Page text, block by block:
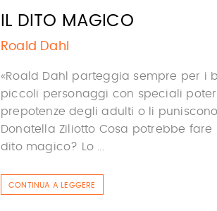
IL DITO MAGICO
Roald Dahl
«Roald Dahl parteggia sempre per i
piccoli personaggi con speciali
prepotenze degli adulti o li
Donatella Ziliotto Cosa potrebbe
dito magico? Lo ...
CONTINUA A LEGGERE